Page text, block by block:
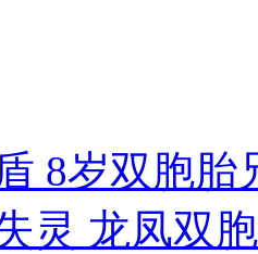
民合力深夜将其击毙
下狠手拳打脚踢
8岁双胞胎
灵 龙凤双